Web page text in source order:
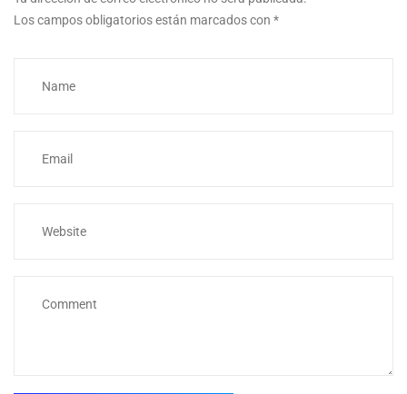
Los campos obligatorios están marcados con *